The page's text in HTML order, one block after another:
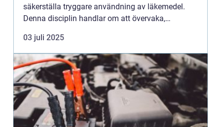
säkerställa tryggare användning av läkemedel.
Denna disciplin handlar om att övervaka,
03 juli 2025